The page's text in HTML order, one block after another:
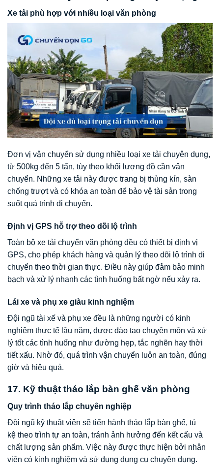
Xe tải phù hợp với nhiều loại văn phòng
Đơn vị vận chuyển sử dụng nhiều loại xe tải chuyên dụng,
từ 500kg đến 5 tấn, tùy theo khối lượng đồ cần vận
chuyển. Những xe tải này được trang bị thùng kín, sàn
chống trượt và có khóa an toàn để bảo vệ tài sản trong
suốt quá trình di chuyển.
Định vị GPS hỗ trợ theo dõi lộ trình
Toàn bộ xe tải chuyển văn phòng đều có thiết bị định vị
GPS, cho phép khách hàng và quản lý theo dõi lộ trình di
chuyển theo thời gian thực. Điều này giúp đảm bảo minh
bạch và xử lý nhanh các tình huống bất ngờ nếu xảy ra.
Lái xe và phụ xe giàu kinh nghiệm
Đội ngũ tài xế và phụ xe đều là những người có kinh
nghiệm thực tế lâu năm, được đào tạo chuyên môn và xử
lý tốt các tình huống như đường hẹp, tắc nghẽn hay thời
tiết xấu. Nhờ đó, quá trình vận chuyển luôn an toàn, đúng
giờ và hiệu quả.
17. Kỹ thuật tháo lắp bàn ghế văn phòng
Quy trình tháo lắp chuyên nghiệp
Đội ngũ kỹ thuật viên sẽ tiến hành tháo lắp bàn ghế, tủ
kệ theo trình tự an toàn, tránh ảnh hưởng đến kết cấu và
chất lượng sản phẩm. Việc này được thực hiện bởi nhân
viên có kinh nghiệm và sử dụng dụng cụ chuyên dụng.